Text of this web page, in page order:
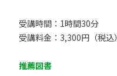
受講時間：1時間30分
受講料金：3,300円（税込）
推薦図書